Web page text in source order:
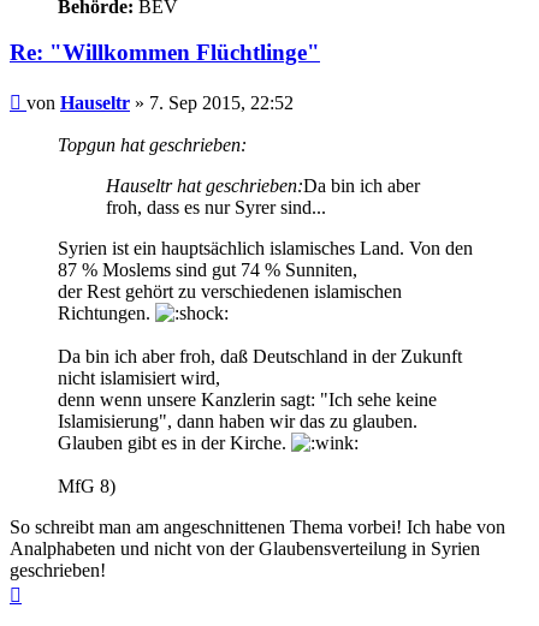
Behörde: BEV
Re: "Willkommen Flüchtlinge"
Beitrag
von Hauseltr » 7. Sep 2015, 22:52
Topgun hat geschrieben:
Hauseltr hat geschrieben:Da bin ich aber
froh, dass es nur Syrer sind...
Syrien ist ein hauptsächlich islamisches Land. Von den
87 % Moslems sind gut 74 % Sunniten,
der Rest gehört zu verschiedenen islamischen
Richtungen.
Da bin ich aber froh, daß Deutschland in der Zukunft
nicht islamisiert wird,
denn wenn unsere Kanzlerin sagt: "Ich sehe keine
Islamisierung", dann haben wir das zu glauben.
Glauben gibt es in der Kirche.
MfG 8)
So schreibt man am angeschnittenen Thema vorbei! Ich habe von
Analphabeten und nicht von der Glaubensverteilung in Syrien
geschrieben!